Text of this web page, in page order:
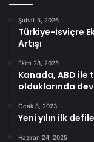
Şubat 5, 2026
Türkiye-İsviçre
Artışı
Ekim 28, 2025
Kanada, ABD
olduklarında
Ocak 8, 2023
Yeni yılın ilk
Haziran 24, 2025